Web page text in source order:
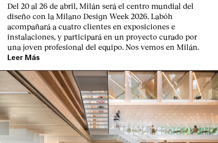
Del 20 al 26 de abril, Milán será el centro mundial del
diseño con la Milano Design Week 2026. Labóh
acompañará a cuatro clientes en exposiciones e
instalaciones, y participará en un proyecto curado por
una joven profesional del equipo. Nos vemos en Milán.
Leer Más